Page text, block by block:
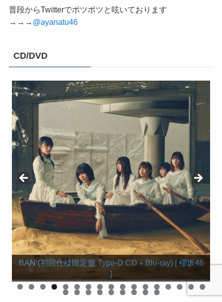
普段からTwitterでポツポツと呟いております
→→→ @ayanatu46
CD/DVD
BAN (初回仕様限定盤 Type-A CD＋Blu-ray) [ 櫻坂46 ]
BAN (初回仕様限定盤 Type-B CD＋Blu-ray) [ 櫻坂46 ]
BAN (初回仕様限定盤 Type-C CD＋Blu-ray) [ 櫻坂46
]
BAN (初回仕様限定盤 Type-D CD＋Blu-ray) [ 櫻坂46
]
【楽天ブックス限定先着特典】BAN (通常盤)(ステッ
カー(楽天ブックス絵柄)) [ 櫻坂46 ]
0 1 2 3 4 5 6 7
8 9 0 1 2 3 4 5 6